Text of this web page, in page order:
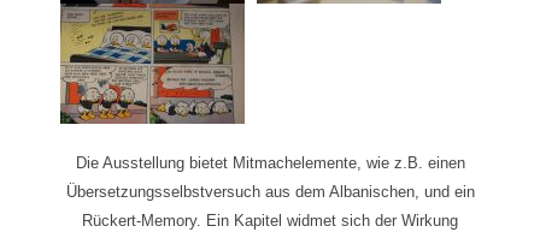
Die Ausstellung bietet Mitmachelemente, wie z.B. einen
Übersetzungsselbstversuch aus dem Albanischen, und ein
Rückert-Memory. Ein Kapitel widmet sich der Wirkung